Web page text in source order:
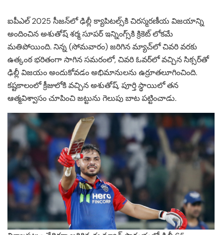
ఐపీఎల్ 2025 సీజన్‌లో ఢిల్లీ క్యాపిటల్స్‌కి చిరస్మరణీయ విజయాన్ని
అందించిన అశుతోష్ శర్మ సూపర్ ఇన్నింగ్స్‌కి క్రికెట్ లోకమే
మతిపోయింది. నిన్న (సోమవారం) జరిగిన మ్యాచ్‌లో చివరి వరకు
ఉత్కంఠ భరితంగా సాగిన సమరంలో, చివరి ఓవర్‌లో వచ్చిన సిక్సర్‌తో
ఢిల్లీ విజయం అందుకోవడం అభిమానులను ఉర్రూతలూగించింది.
కష్టకాలంలో క్రీజులోకి వచ్చిన అశుతోష్, పూర్తి స్థాయిలో తన
ఆత్మవిశ్వాసం చూపించి జట్టును గెలుపు బాట పట్టించాడు.